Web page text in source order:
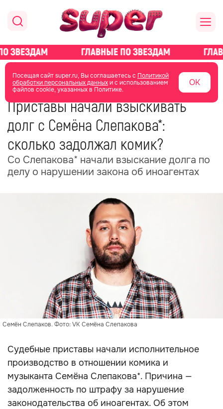
Посещая сайт super.ru, Вы соглашаетесь с Политикой
обработки персональных данныхи с использованием
файлов cookie, указанных в Политике.
ОК
главная новости о звездах новости
12 июня 2025 07:46
Приставы начали взыскивать
долг с Семёна Слепакова*:
сколько задолжал комик?
Со Слепакова* начали взыскание долга по
делу о нарушении закона об иноагентах
Семён Слепаков. Фото: VK Семёна Слепакова
Судебные приставы начали исполнительное
производство в отношении комика и
музыканта Семёна Слепакова*. Причина —
задолженность по штрафу за нарушение
законодательства об иноагентах. Об этом